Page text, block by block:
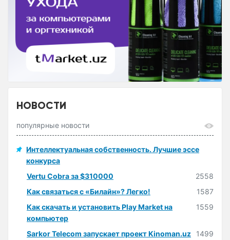
НОВОСТИ
популярные новости
Интеллектуальная собственность. Лучшие эссе
конкурса
Vertu Cobra за $310000
2558
Как связаться с «Билайн»? Легко!
1587
Как скачать и установить Play Market на
компьютер
1559
Sarkor Telecom запускает проект Kinoman.uz
1499